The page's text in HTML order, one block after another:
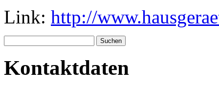
Link: http://
Suchen
Kontaktdaten